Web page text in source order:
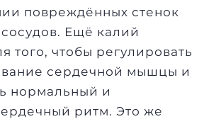
повреждённых стенок
Ещё калий
того, чтобы регулировать
сердечной мышцы и
нормальный и
ритм. Это же